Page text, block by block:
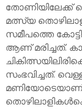
തോണിയിലേക്ക്
മത്സ്യ
സമീപത്തെ
ആണ് മരിച്ചത്.
സംഭവിച്ചത്.
മണിയോടെയാണ്